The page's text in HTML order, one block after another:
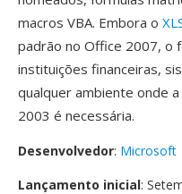
macros VBA. Embora o
padrão no Office 2007, o
instituições financeiras,
qualquer ambiente onde
2003 é necessária.
Desenvolvedor: Microsoft
Lançamento inicial: